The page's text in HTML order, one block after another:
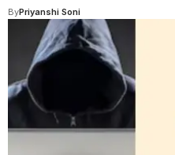
ByPriyanshi Soni